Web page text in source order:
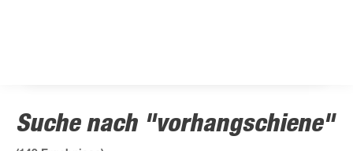
Suche nach "vorhangschiene"